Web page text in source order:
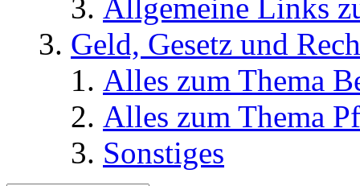
Allgemeine Links
Geld, Gesetz und
Alles zum Thema
Alles zum Thema
Sonstiges